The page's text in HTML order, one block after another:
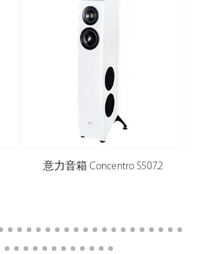
意力音箱 Concentro S507.2